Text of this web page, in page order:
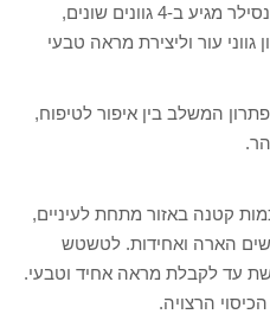
טבעי, רך ומואר לאורך שעות. הקונסילר מגיע ב-4 גוונים שונים,
עור וליצירת מראה טבעי
המשלב בין איפור לטיפוח,
קטנה באזור מתחת לעיניים,
הארה ואחידות. לטשטש
עד לקבלת מראה אחיד וטבעי.
הרצויה.